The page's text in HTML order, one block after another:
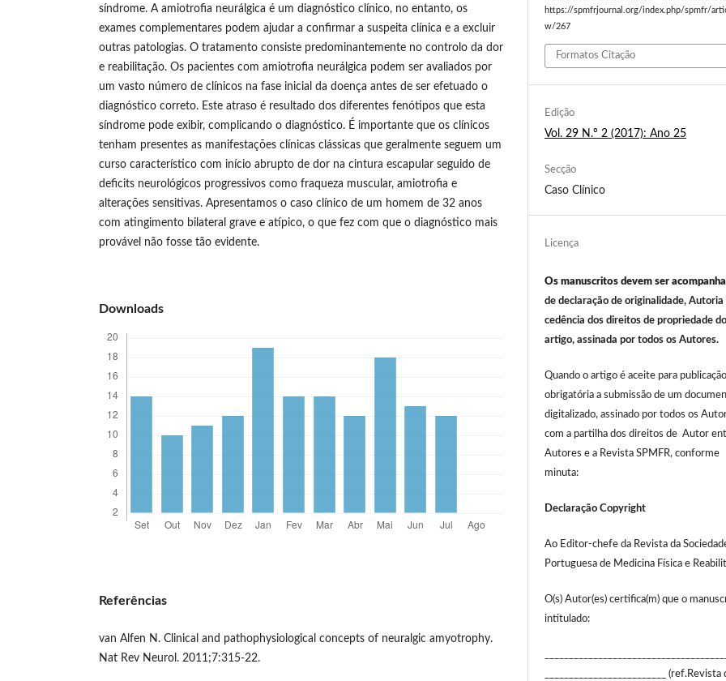
síndrome. A amiotrofia neurálgica é um diagnóstico clínico, no entanto, os
exames complementares podem ajudar a confirmar a suspeita clínica e a excluir
outras patologias. O tratamento consiste predominantemente no controlo da dor
e reabilitação. Os pacientes com amiotrofia neurálgica podem ser avaliados por
um vasto número de clínicos na fase inicial da doença antes de ser efetuado o
diagnóstico correto. Este atraso é resultado dos diferentes fenótipos que esta
síndrome pode exibir, complicando o diagnóstico. É importante que os clínicos
tenham presentes as manifestações clínicas clássicas que geralmente seguem um
curso característico com início abrupto de dor na cintura escapular seguido de
deficits neurológicos progressivos como fraqueza muscular, amiotrofia e
alterações sensitivas. Apresentamos o caso clínico de um homem de 32 anos
com atingimento bilateral grave e atípico, o que fez com que o diagnóstico mais
provável não fosse tão evidente.
Downloads
Referências
van Alfen N. Clinical and pathophysiological concepts of neuralgic amyotrophy.
Nat Rev Neurol. 2011;7:315-22.
https://spmfrjournal.org/index.php/spmfr/
w/267
Formatos Citação
Edição
Vol. 29 N.º 2 (2017): Ano 25
Secção
Caso Clínico
Licença
Os manuscritos devem ser
de declaração de originalidade, Autoria
cedência dos direitos de propriedade do
artigo, assinada por todos os Autores.
Quando o artigo é aceite para
obrigatória a submissão de um
digitalizado, assinado por todos os
com a partilha dos direitos de Autor
Autores e a Revista SPMFR, conforme
minuta:
Declaração Copyright
Ao Editor-chefe da Revista da
Portuguesa de Medicina Física e
O(s) Autor(es) certifica(m) que o
intitulado:
_________________________ (ref.Revista